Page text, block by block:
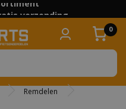
verzending
0
Remdelen